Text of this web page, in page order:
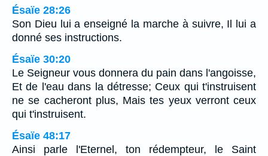
Ésaïe 28:26
Son Dieu lui a enseigné la marche à suivre, Il lui a
donné ses instructions.
Ésaïe 30:20
Le Seigneur vous donnera du pain dans l'angoisse,
Et de l'eau dans la détresse; Ceux qui t'instruisent
ne se cacheront plus, Mais tes yeux verront ceux
qui t'instruisent.
Ésaïe 48:17
Ainsi parle l'Eternel, ton rédempteur, le Saint